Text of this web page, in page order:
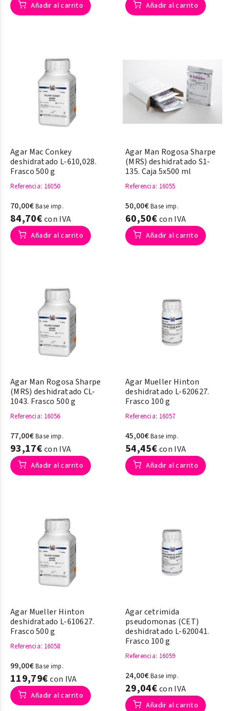
Añadir al carrito Añadir al carrito
Agar Mac Conkey
deshidratado L-610,028.
Frasco 500 g
Referencia: 16050
70,00€Base imp.
84,70€con IVA
Añadir al carrito
Agar Man Rogosa Sharpe
(MRS) deshidratado S1-
135. Caja 5x500 ml
Referencia: 16055
50,00€Base imp.
60,50€con IVA
Añadir al carrito
Agar Man Rogosa Sharpe
(MRS) deshidratado CL-
1043. Frasco 500 g
Referencia: 16056
77,00€Base imp.
93,17€con IVA
Añadir al carrito
Agar Mueller Hinton
deshidratado L-620627.
Frasco 100 g
Referencia: 16057
45,00€Base imp.
54,45€con IVA
Añadir al carrito
Agar Mueller Hinton
deshidratado L-610627.
Frasco 500 g
Referencia: 16058
99,00€Base imp.
119,79€con IVA
Añadir al carrito
Agar cetrimida
pseudomonas (CET)
deshidratado L-620041.
Frasco 100 g
Referencia: 16059
24,00€Base imp.
29,04€con IVA
Añadir al carrito